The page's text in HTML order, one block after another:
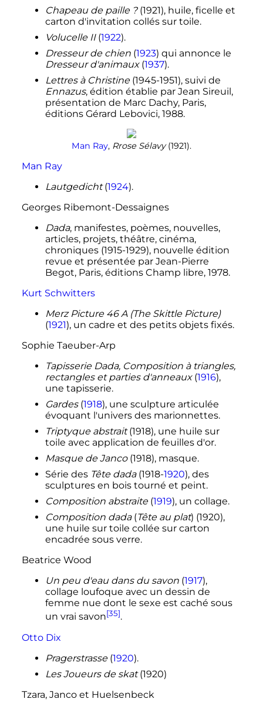
Chapeau de paille ?(1921), huile, ficelle et
carton d'invitation collés sur toile.
Volucelle II(1922).
Dresseur de chien(1923) qui annonce le
Dresseur d'animaux(1937).
Lettres à Christine(1945-1951), suivi de
Ennazus, édition établie par Jean Sireuil,
présentation de Marc Dachy, Paris,
éditions Gérard Lebovici, 1988.
Man Ray, Rrose Sélavy(1921).
Man Ray
Lautgedicht(1924).
Georges Ribemont-Dessaignes
Dada, manifestes, poèmes, nouvelles,
articles, projets, théâtre, cinéma,
chroniques (1915-1929), nouvelle édition
revue et présentée par Jean-Pierre
Begot, Paris, éditions Champ libre, 1978.
Kurt Schwitters
Merz Picture 46 A (The Skittle Picture)
(1921), un cadre et des petits objets fixés.
Sophie Taeuber-Arp
Tapisserie Dada, Composition à triangles,
rectangles et parties d'anneaux(1916),
une tapisserie.
Gardes(1918), une sculpture articulée
évoquant l'univers des marionnettes.
Triptyque abstrait(1918), une huile sur
toile avec application de feuilles d'or.
Masque de Janco(1918), masque.
Série des Tête dada(1918-1920), des
sculptures en bois tourné et peint.
Composition abstraite(1919), un collage.
Composition dada(Tête au plat) (1920),
une huile sur toile collée sur carton
encadrée sous verre.
Beatrice Wood
Un peu d'eau dans du savon(1917),
collage loufoque avec un dessin de
femme nue dont le sexe est caché sous
un vrai savon[35].
Otto Dix
Pragerstrasse(1920).
Les Joueurs de skat(1920)
Tzara, Janco et Huelsenbeck